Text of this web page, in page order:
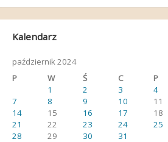
Kalendarz
październik 2024
P
W Ś C P
1
2 3 4
7
8 9 10 11
14
15 16 17 18
21
22 23 24 25
28
29 30 31